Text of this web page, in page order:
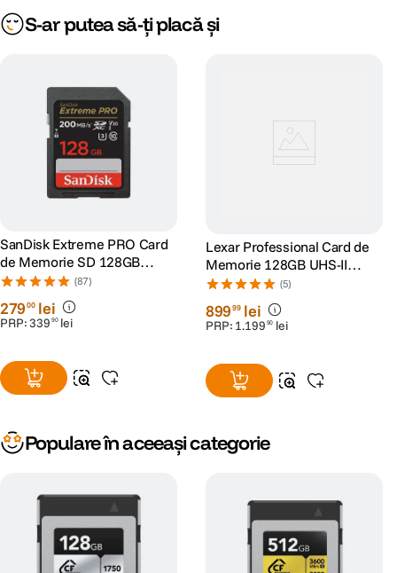
S-ar putea să-ți placă și
SanDisk Extreme PRO Card
de Memorie SD 128GB
SDXC UHS-I Class 10 U3 V30
+ 2 Ani RescuePRO Deluxe
(87)
27900 lei
PRP:339 90 lei
Lexar Professional Card de
Memorie 128GB UHS-II
2000x V90
(5)
89999 lei
PRP: 1.199 90 lei
Populare în aceeași categorie